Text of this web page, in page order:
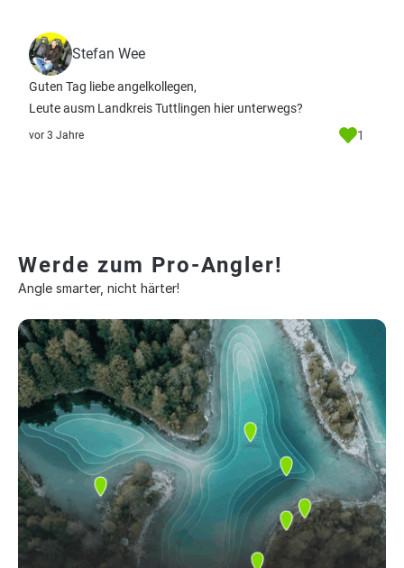
Stefan Wee
Guten Tag liebe angelkollegen,
Leute ausm Landkreis Tuttlingen hier unterwegs?
vor 3 Jahre 1
Werde zum Pro-Angler!
Angle smarter, nicht härter!